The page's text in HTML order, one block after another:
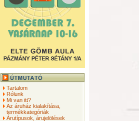
Tartalom
Rólunk
Mi van itt?
Az áruház kialakítása,
termékkategóriák
Árutípusok, árujelölések